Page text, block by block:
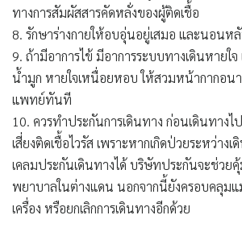
ทางการสัมผัสสารคัดหลั่งของผู้ติดเชื้อ
8. รักษาร่างกายให้อบอุ่นอยู่เสมอ และนอนห
9. ถ้ามีอาการไข้ มีอาการระบบทางเดินหายใจ
น้ำมูก หายใจเหนื่อยหอบ ให้สวมหน้ากากอน
แพทย์ทันที
10. ควรทำประกันการเดินทาง ก่อนเดินทาง
เสี่ยงติดเชื้อไวรัส เพราะหากเกิดป่วยระหว่าง
เคลมประกันเดินทางได้ บริษัทประกันจะช่วยคุ้
พยาบาลในต่างแดน นอกจากนี้ยังครอบคลุมแ
เครื่อง หรือยกเลิกการเดินทางอีกด้วย